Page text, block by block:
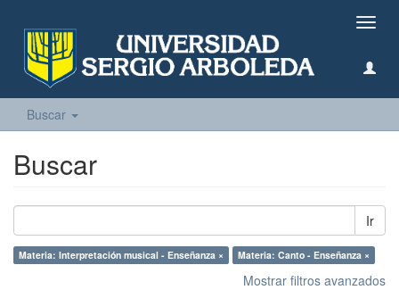
Buscar
Buscar
Ir
Materia: Interpretación musical - Enseñanza × Materia: Canto - Enseñanza ×
Mostrar filtros avanzados